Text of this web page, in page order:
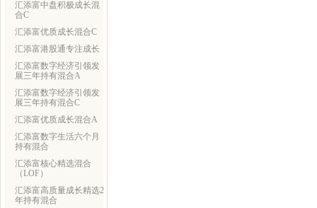
汇添富中盘积极成长混
合C
汇添富优质成长混合C
汇添富港股通专注成长
汇添富数字经济引领发
展三年持有混合A
汇添富数字经济引领发
展三年持有混合C
汇添富优质成长混合A
汇添富数字生活六个月
持有混合
汇添富核心精选混合
（LOF）
汇添富高质量成长精选2
年持有混合